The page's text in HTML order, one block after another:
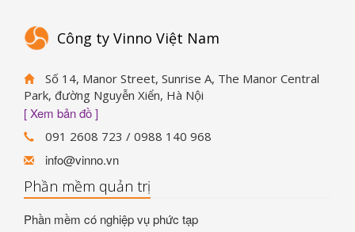
Công ty Vinno Việt Nam
Số 14, Manor Street, Sunrise A, The Manor Central
Park, đường Nguyễn Xiển, Hà Nội
[ Xem bản đồ ]
091 2608 723 / 0988 140 968
info@vinno.vn
Phần mềm quản trị
Phần mềm có nghiệp vụ phức tạp